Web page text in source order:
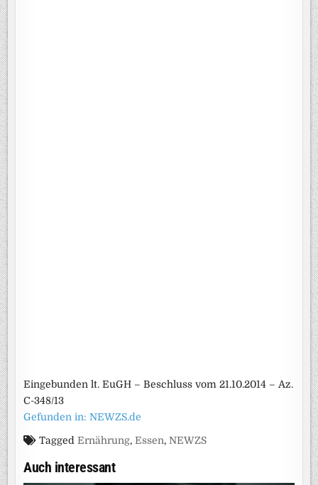
Eingebunden lt. EuGH – Beschluss vom 21.10.2014 – Az.
C-348/13
Gefunden in: NEWZS.de
TaggedErnährung,Essen,NEWZS
Auch interessant